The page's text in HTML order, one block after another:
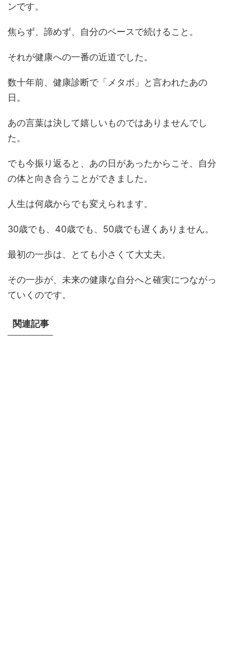
ンです。
焦らず、諦めず、自分のペースで続けること。
それが健康への一番の近道でした。
数十年前、健康診断で「メタボ」と言われたあの
日。
あの言葉は決して嬉しいものではありませんでし
た。
でも今振り返ると、あの日があったからこそ、自分
の体と向き合うことができました。
人生は何歳からでも変えられます。
30歳でも、40歳でも、50歳でも遅くありません。
最初の一歩は、とても小さくて大丈夫。
その一歩が、未来の健康な自分へと確実につながっ
ていくのです。
関連記事